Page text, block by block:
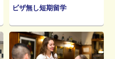
ビザ無し短期留学